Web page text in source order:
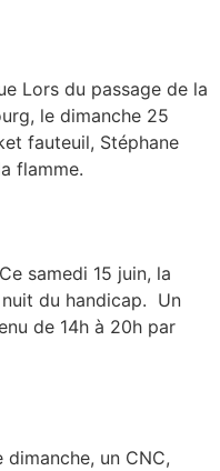
Lors du passage de la
le dimanche 25
fauteuil, Stéphane
flamme.
samedi 15 juin, la
du handicap. Un
de 14h à 20h par
dimanche, un CNC,